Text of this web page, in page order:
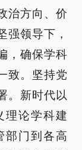
治方向、价
强领导下，
，确保学科
致。坚持党
。新时代以
理论学科建
部门到各高